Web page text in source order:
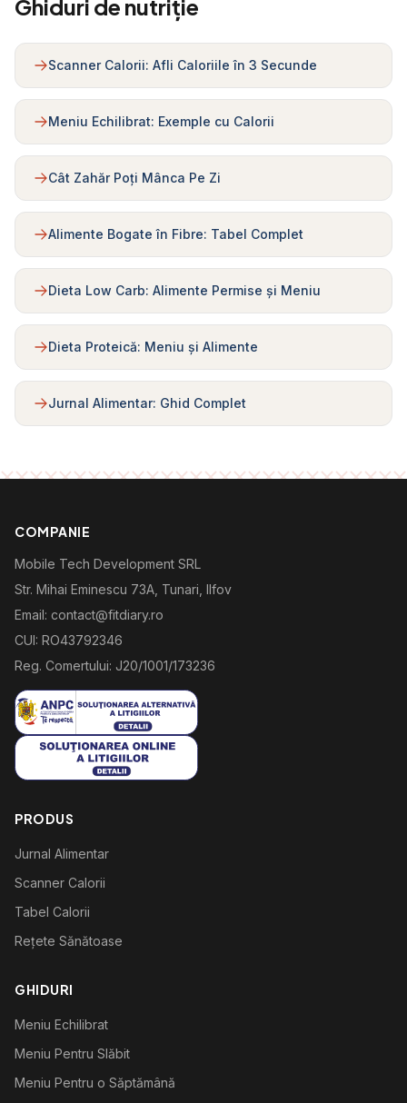
Ghiduri de nutriție
Scanner Calorii: Afli Caloriile în 3 Secunde
Meniu Echilibrat: Exemple cu Calorii
Cât Zahăr Poți Mânca Pe Zi
Alimente Bogate în Fibre: Tabel Complet
Dieta Low Carb: Alimente Permise și Meniu
Dieta Proteică: Meniu și Alimente
Jurnal Alimentar: Ghid Complet
COMPANIE
Mobile Tech Development SRL
Str. Mihai Eminescu 73A, Tunari, Ilfov
Email: contact@fitdiary.ro
CUI: RO43792346
Reg. Comertului: J20/1001/173236
PRODUS
Jurnal Alimentar
Scanner Calorii
Tabel Calorii
Rețete Sănătoase
GHIDURI
Meniu Echilibrat
Meniu Pentru Slăbit
Meniu Pentru o Săptămână